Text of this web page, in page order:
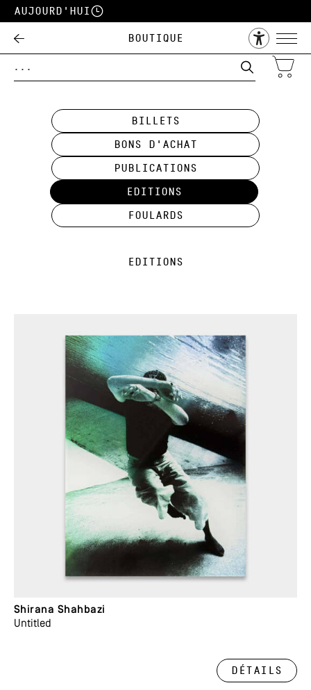
Aujourd'hui
Boutique
Billets
Bons d'achat
Publications
Editions
Foulards
EDITIONS
Shirana Shahbazi
Untitled
Détails